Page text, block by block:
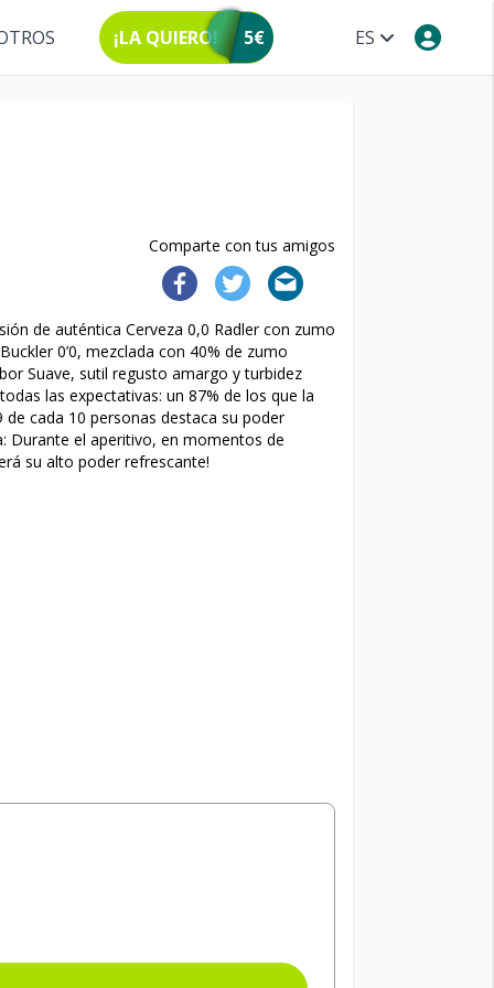
ES
¡LA QUIERO! 5€
Comparte con tus amigos
de auténtica Cerveza 0,0 Radler con zumo
0’0, mezclada con 40% de zumo
Suave, sutil regusto amargo y turbidez
las expectativas: un 87% de los que la
cada 10 personas destaca su poder
Durante el aperitivo, en momentos de
su alto poder refrescante!